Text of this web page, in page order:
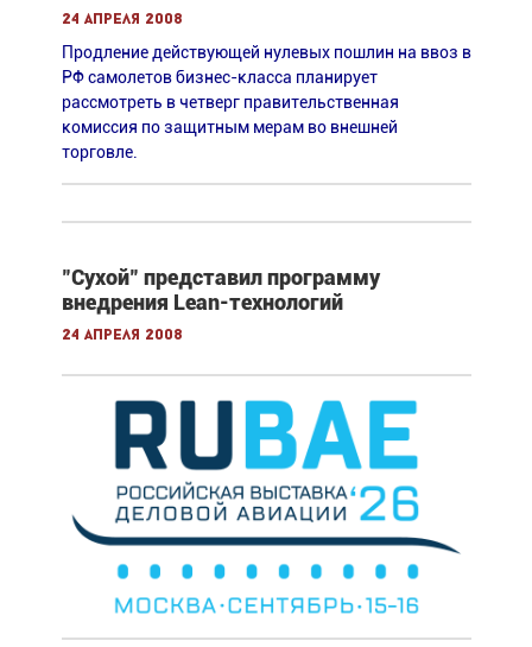
24 апреля 2008
Продление действующей нулевых пошлин на ввоз в
РФ самолетов бизнес-класса планирует
рассмотреть в четверг правительственная
комиссия по защитным мерам во внешней
торговле.
"Сухой" представил программу
внедрения Lean-технологий
24 апреля 2008